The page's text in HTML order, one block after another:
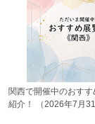
関西で開催中のおす
紹介！
（2026年7月